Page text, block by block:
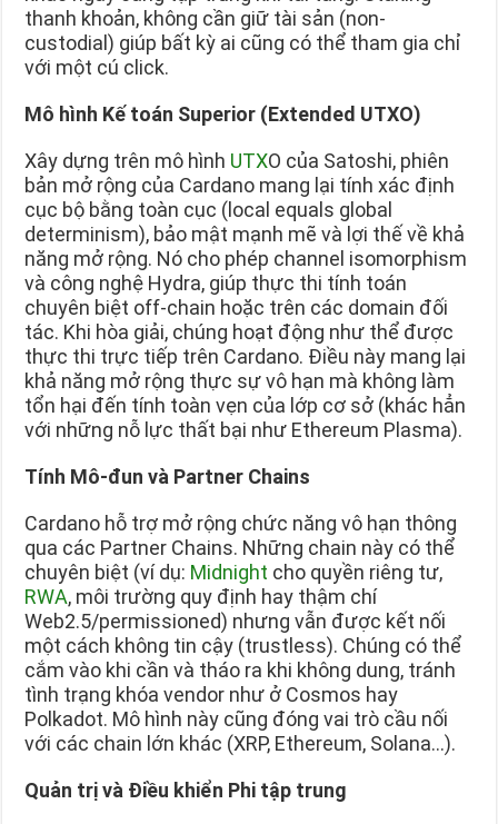
thanh khoản, không cần giữ tài sản (non-
custodial) giúp bất kỳ ai cũng có thể tham gia chỉ
với một cú click.
Mô hình Kế toán Superior (Extended UTXO)
Xây dựng trên mô hình UTXO của Satoshi, phiên
bản mở rộng của Cardano mang lại tính xác định
cục bộ bằng toàn cục (local equals global
determinism), bảo mật mạnh mẽ và lợi thế về khả
năng mở rộng. Nó cho phép channel isomorphism
và công nghệ Hydra, giúp thực thi tính toán
chuyên biệt off-chain hoặc trên các domain đối
tác. Khi hòa giải, chúng hoạt động như thể được
thực thi trực tiếp trên Cardano. Điều này mang lại
khả năng mở rộng thực sự vô hạn mà không làm
tổn hại đến tính toàn vẹn của lớp cơ sở (khác hẳn
với những nỗ lực thất bại như Ethereum Plasma).
Tính Mô-đun và Partner Chains
Cardano hỗ trợ mở rộng chức năng vô hạn thông
qua các Partner Chains. Những chain này có thể
chuyên biệt (ví dụ: Midnight cho quyền riêng tư,
RWA, môi trường quy định hay thậm chí
Web2.5/permissioned) nhưng vẫn được kết nối
một cách không tin cậy (trustless). Chúng có thể
cắm vào khi cần và tháo ra khi không dung, tránh
tình trạng khóa vendor như ở Cosmos hay
Polkadot. Mô hình này cũng đóng vai trò cầu nối
với các chain lớn khác (XRP, Ethereum, Solana…).
Quản trị và Điều khiển Phi tập trung